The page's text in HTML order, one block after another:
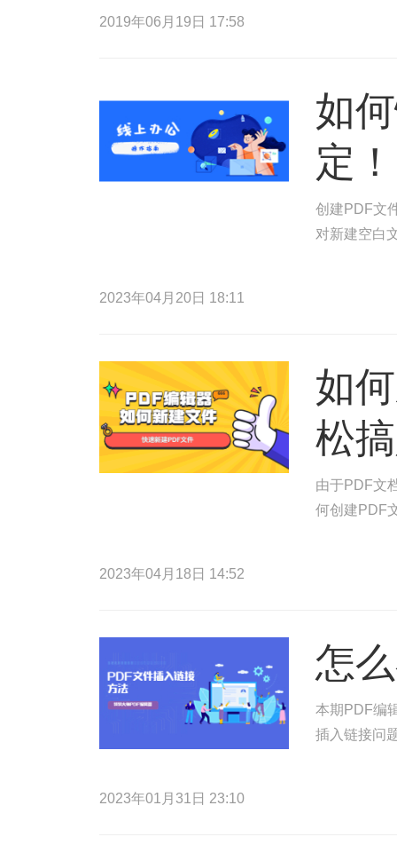
2019年06月19日 17:58
如
定！
创建PDF文
对新建空白
2023年04月20日 18:11
如
松
由于PDF文
何创建PDF
2023年04月18日 14:52
怎
本期PDF编
插入链接问
2023年01月31日 23:10